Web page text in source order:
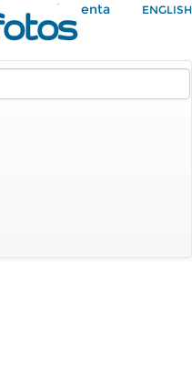
Mi Cuenta ENGLISH